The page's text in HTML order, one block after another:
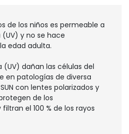
de los niños es permeable a
y no se hace
edad adulta.
(UV) dañan las células del
en patologías de diversa
con lentes polarizados y
de los
el 100 % de los rayos